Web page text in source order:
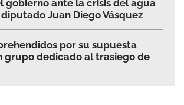
gobierno ante la crisis del agua
Juan Diego Vásquez
por su supuesta
grupo dedicado al trasiego de